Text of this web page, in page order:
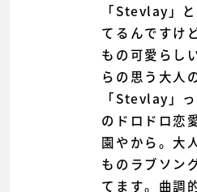
「Stevlay」
てるんですけ
もの可愛らし
らの思う大人
「Stevlay」
のドロドロ恋
園やから。大
ものラブソン
てます。曲調